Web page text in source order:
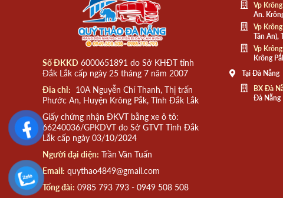
Số ĐKKD 6000651891 do Sở KHĐT tỉnh
Đắk Lắk cấp ngày 25 tháng 7 năm 2007
Đia chỉ: 10A Nguyễn Chí Thanh, Thị trấn
Phước An, Huyện Krông Pắk, Tỉnh Đắk Lắk
Giấy chứng nhận ĐKVT bằng xe ô tô:
66240036/GPKDVT do Sở GTVT Tỉnh Đắk
Lắk cấp ngày 03/10/2024
Người đại diện: Trần Văn Tuấn
Email: quythao4849@gmail.com
Tổng đài: 0985 793 793 - 0949 508 508
Vp
An.
Vp
Tân An),
Vp
Krông
Tại Đà Nẵng
BX Đà
Đà Nẵng